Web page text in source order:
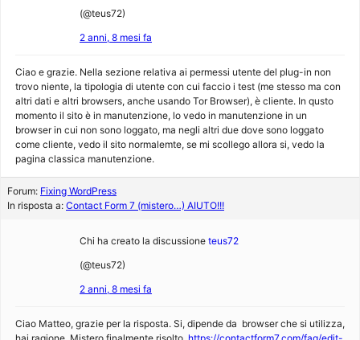
(@teus72)
2 anni, 8 mesi fa
Ciao e grazie. Nella sezione relativa ai permessi utente del plug-in non
trovo niente, la tipologia di utente con cui faccio i test (me stesso ma con
altri dati e altri browsers, anche usando Tor Browser), è cliente. In qusto
momento il sito è in manutenzione, lo vedo in manutenzione in un
browser in cui non sono loggato, ma negli altri due dove sono loggato
come cliente, vedo il sito normalemte, se mi scollego allora si, vedo la
pagina classica manutenzione.
Forum: Fixing WordPress
In risposta a: Contact Form 7 (mistero…) AIUTO!!!
Chi ha creato la discussione teus72
(@teus72)
2 anni, 8 mesi fa
Ciao Matteo, grazie per la risposta. Si, dipende da browser che si utilizza,